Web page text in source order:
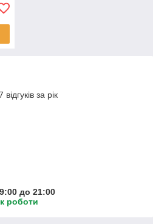
за рік
до 21:00
роботи